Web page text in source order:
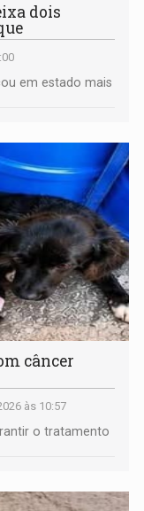
dois
em estado mais
câncer
às 10:57
o tratamento